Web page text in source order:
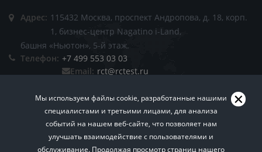
Мы используем файлы cookie, разработанные нашими
специалистами и третьими лицами, для анализа
событий на нашем веб-сайте, что позволяет нам
улучшать взаимодействие с пользователями и
обслуживание. Продолжая просмотр страниц нашего
Адрес: 115432 Москва, проспект Андропова, д. 18, корп.
1, бизнес-центр Nagatino i-Land,
башня «Ньютон», 5-й этаж.
Телефон: +7 499 553 03 03
Email: rct@rctest.ru